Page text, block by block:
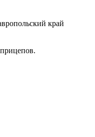
край